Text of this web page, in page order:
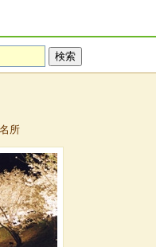
所